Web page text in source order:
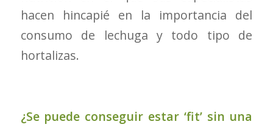
hacen hincapié en la importancia del
consumo de lechuga y todo tipo de
hortalizas.
¿Se puede conseguir estar ‘fit’ sin una